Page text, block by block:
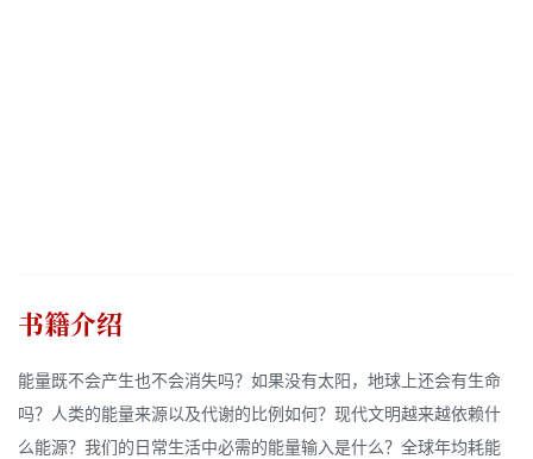
书籍介绍
能量既不会产生也不会消失吗？如果没有太阳，地球上还会有生命
吗？人类的能量来源以及代谢的比例如何？现代文明越来越依赖什
么能源？我们的日常生活中必需的能量输入是什么？全球年均耗能